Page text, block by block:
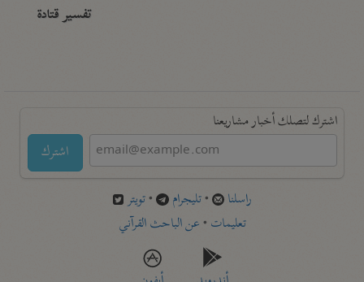
تفسير قتادة
اشترك لتصلك أخبار مشاريعنا
اشترك
راسلنا •تليجرام •تويتر
تعليمات •عن الباحث القرآني